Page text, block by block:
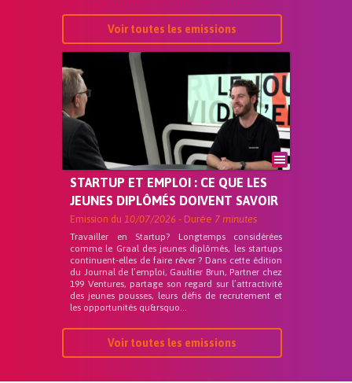
Voir toutes les emissions
STARTUP ET EMPLOI : CE QUE LES
JEUNES DIPLÔMÉS DOIVENT SAVOIR
Emission du 10/07/2026 - Durée 7 minutes
Travailler en Startup? Longtemps considérées
comme le Graal des jeunes diplômés, les startups
continuent-elles de faire rêver ? Dans cette édition
du Journal de l’emploi, Gaultier Brun, Partner chez
199 Ventures, partage son regard sur l’attractivité
des jeunes pousses, leurs défis de recrutement et
les opportunités qu&rsquo...
Voir toutes les emissions